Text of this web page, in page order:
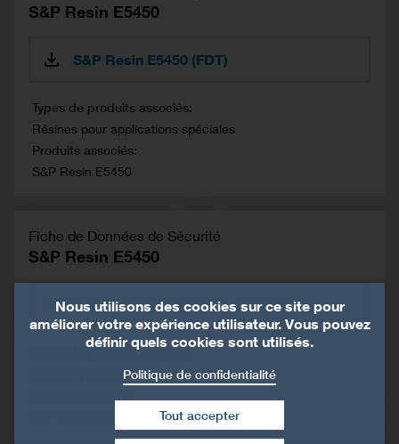
S&P Resin E5450
S&P Resin E5450 (FDT)
Types de produits associés
Résines pour applications spéciales
Produits associés
S&P Resin E5450
Fiche de Données de Sécurité
S&P Resin E5450
S&P Resin E5450 (FDS), comp. A
Types de produits associés
Résines pour applications spéciales
Nous utilisons des cookies sur ce site pour
améliorer votre expérience utilisateur. Vous pouvez
définir quels cookies sont utilisés.
Politique de confidentialité
Tout accepter